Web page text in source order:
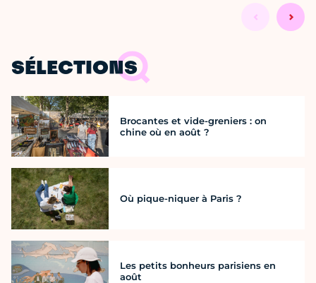
SÉLECTIONS
Brocantes et vide-greniers : on
chine où en août ?
Où pique-niquer à Paris ?
Les petits bonheurs parisiens en
août